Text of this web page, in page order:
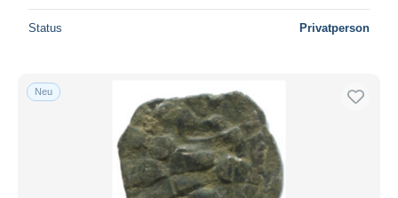
Status Privatperson
Neu